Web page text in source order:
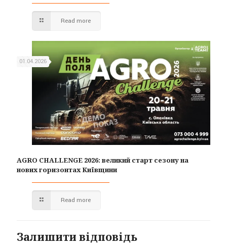
Read more
01.04.2026
AGRO CHALLENGE 2026: великий старт сезону на
нових горизонтах Київщини
Read more
Залишити відповідь